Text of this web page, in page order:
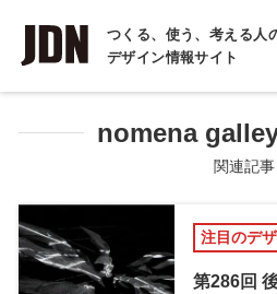
つくる、使う、考える人
デザイン情報サイト
INTERVIEW
インタビュー
REPORT
COLUMN
コラム
nomena
関連記事
注目のデ
第286回